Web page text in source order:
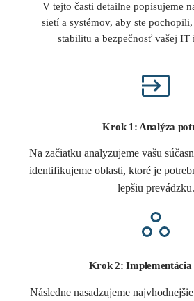
V tejto časti detailne popisujeme
sietí a systémov, aby ste
stabilitu a bezpečnosť vašej IT
Krok 1: Analýza
Na začiatku analyzujeme vašu
identifikujeme oblasti, ktoré je
lepšiu prevádzku.
Krok 2: Implementácia
Následne nasadzujeme